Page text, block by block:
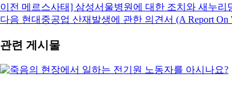
이전 메르스사태] 삼성서울병원에 대한 조치와 새누리
다음 현대중공업 산재발생에 관한 의견서 (A Report On
관련 게시물